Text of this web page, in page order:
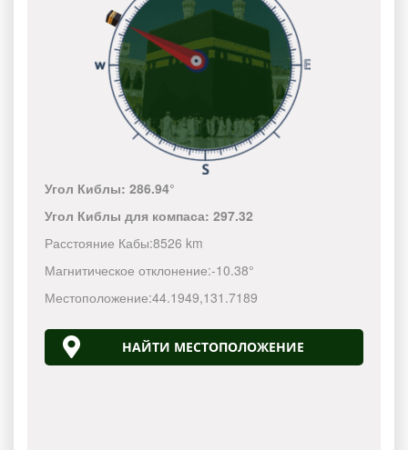
Угол Киблы:286.94°
Угол Киблы для компаса:297.32
Расстояние Кабы:8526 km
Магнитическое отклонение:-10.38°
Местоположение:44.1949,131.7190
НАЙТИ МЕСТОПОЛОЖЕНИЕ